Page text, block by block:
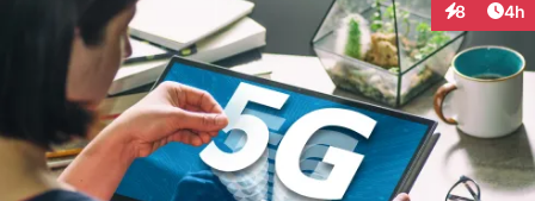
8 4h